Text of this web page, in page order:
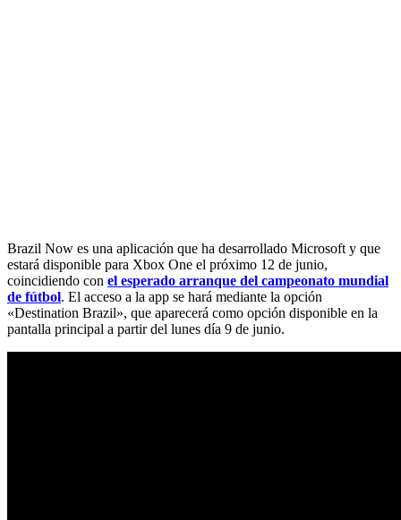
Brazil Now es una aplicación que ha desarrollado Microsoft y que
estará disponible para Xbox One el próximo 12 de junio,
coincidiendo con el esperado arranque del campeonato mundial
de fútbol. El acceso a la app se hará mediante la opción
«Destination Brazil», que aparecerá como opción disponible en la
pantalla principal a partir del lunes día 9 de junio.